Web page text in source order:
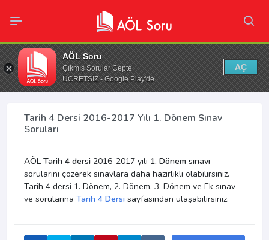
AÖL Soru
Çıkmış Sorular Cepte
ÜCRETSİZ - Google Play'de
AÇ
Tarih 4 Dersi 2016-2017 Yılı 1. Dönem Sınav
Soruları
AÖL Tarih 4 dersi 2016-2017 yılı 1. Dönem sınavı
sorularını çözerek sınavlara daha hazırlıklı olabilirsiniz.
Tarih 4 dersi 1. Dönem, 2. Dönem, 3. Dönem ve Ek sınav
ve sorularına Tarih 4 Dersi sayfasından ulaşabilirsiniz.